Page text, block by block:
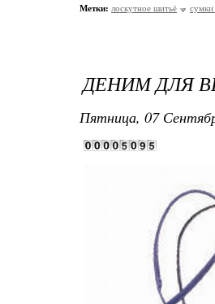
Метки: лоскутное шитьё
ДЕНИМ ДЛЯ
Пятница, 07